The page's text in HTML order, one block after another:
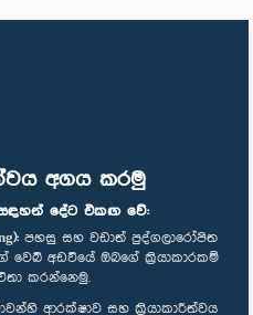
අගය කරමු
දේට එකඟ වේ:
පහසු සහ වඩාත් පුද්ගලාරෝපිත
වෙබ් අඩවියේ ඔබගේ ක්‍රියාකාරකම්
කරන්නෙමු.
ආරක්ෂාව සහ ක්‍රියාකාරීත්වය